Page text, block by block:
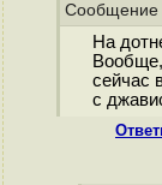
Сообщение
На
сейчас
с